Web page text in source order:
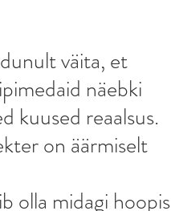
väita, et
näebki
kuused reaalsus.
on äärmiselt
olla midagi hoopis